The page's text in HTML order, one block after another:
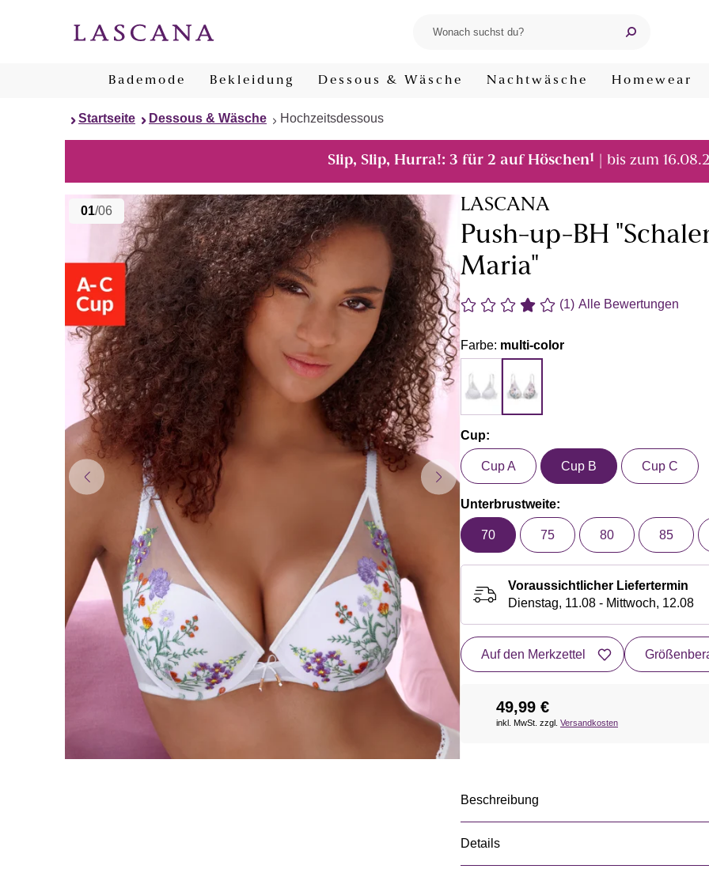
Bademode Bekleidung Dessous & Wäsche Nachtwäsche Homewear
Startseite Dessous & Wäsche Hochzeitsdessous
Slip, Slip, Hurra!: 3 für 2 auf Höschen1 | bis zum
01/06 LASCANA
Push-up-BH
Maria"
(1) Alle Bewertungen
Farbe: multi-color
Cup:
Cup A Cup B Cup C
Unterbrustweite:
70 75 80 85
Voraussichtlicher Liefertermin
Dienstag, 11.08 - Mittwoch, 12.08
Auf den Merkzettel
49,99 €
inkl. MwSt. zzgl. Versandkosten
Beschreibung
Details